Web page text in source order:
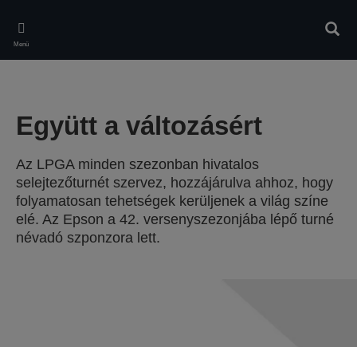
main
content
Menü
Együtt a változásért
Az LPGA minden szezonban hivatalos
selejtezőturnét szervez, hozzájárulva ahhoz, hogy
folyamatosan tehetségek kerüljenek a világ színe
elé. Az Epson a 42. versenyszezonjába lépő turné
névadó szponzora lett.